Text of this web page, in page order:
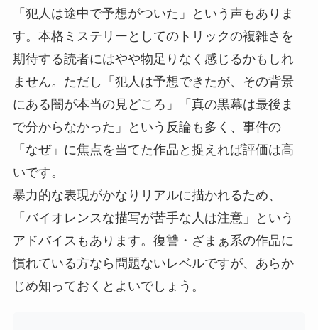
「犯人は途中で予想がついた」という声もありま
す。本格ミステリーとしてのトリックの複雑さを
期待する読者にはやや物足りなく感じるかもしれ
ません。ただし「犯人は予想できたが、その背景
にある闇が本当の見どころ」「真の黒幕は最後ま
で分からなかった」という反論も多く、事件の
「なぜ」に焦点を当てた作品と捉えれば評価は高
いです。
暴力的な表現がかなりリアルに描かれるため、
「バイオレンスな描写が苦手な人は注意」という
アドバイスもあります。復讐・ざまぁ系の作品に
慣れている方なら問題ないレベルですが、あらか
じめ知っておくとよいでしょう。